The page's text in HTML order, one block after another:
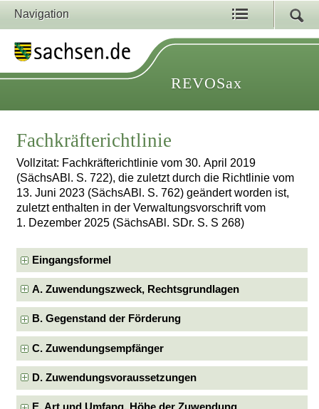
Navigation
REVOSax
Fachkräfterichtlinie
Vollzitat: Fachkräfterichtlinie vom 30. April 2019
(SächsABl. S. 722), die zuletzt durch die Richtlinie vom
13. Juni 2023 (SächsABl. S. 762) geändert worden ist,
zuletzt enthalten in der Verwaltungsvorschrift vom
1. Dezember 2025 (SächsABl. SDr. S. S 268)
Eingangsformel
A. Zuwendungszweck, Rechtsgrundlagen
B. Gegenstand der Förderung
C. Zuwendungsempfänger
D. Zuwendungsvoraussetzungen